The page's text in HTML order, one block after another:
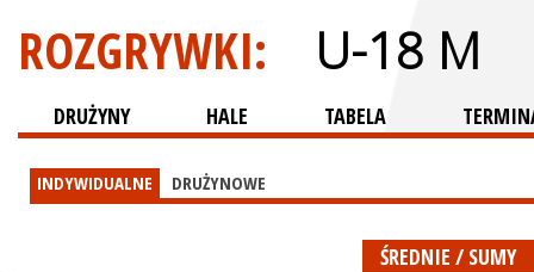
ROZGRYWKI: U-18 M
DRUŻYNY HALE TABELA
INDYWIDUALNE DRUŻYNOWE
ŚREDNIE / SUMY